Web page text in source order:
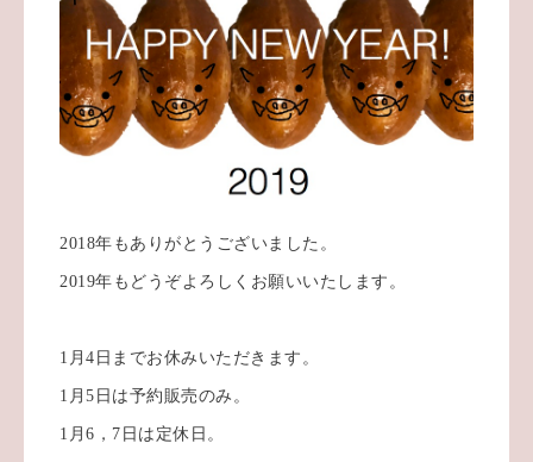
2018年もありがとうございました。
2019年もどうぞよろしくお願いいたします。
1月4日までお休みいただきます。
1月5日は予約販売のみ。
1月6，7日は定休日。